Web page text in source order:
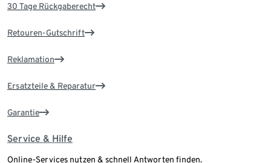
30 Tage Rückgaberecht
Retouren-Gutschrift
Reklamation
Ersatzteile & Reparatur
Garantie
Service & Hilfe
Online-Services nutzen & schnell Antworten finden.